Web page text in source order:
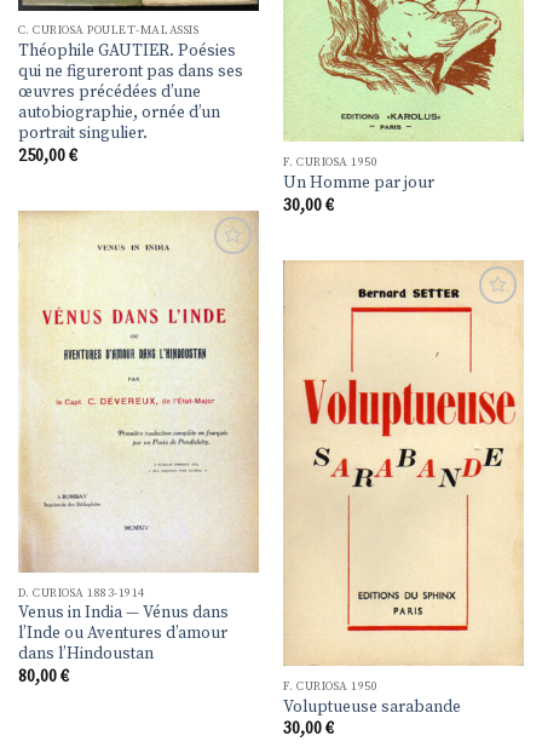
C. CURIOSA POULET-MALASSIS
Théophile GAUTIER. Poésies
qui ne figureront pas dans ses
œuvres précédées d’une
autobiographie, ornée d’un
portrait singulier.
250,00€ F. CURIOSA 1950
Un Homme par jour
30,00€
Ajouter
liste de
souhaits
D. CURIOSA 1883-1914
Venus in India — Vénus dans
l’Inde ou Aventures d’amour
dans l’Hindoustan
80,00€
souhaits
F. CURIOSA 1950
Voluptueuse sarabande
30,00€